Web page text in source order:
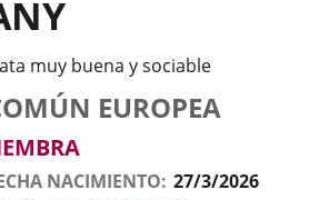
muy buena y sociable
EUROPEA
NACIMIENTO 27/3/2026